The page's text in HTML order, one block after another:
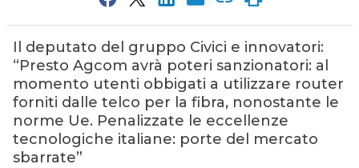
Il deputato del gruppo Civici e innovatori:
“Presto Agcom avrà poteri sanzionatori: al
momento utenti obbigati a utilizzare router
forniti dalle telco per la fibra, nonostante le
norme Ue. Penalizzate le eccellenze
tecnologiche italiane: porte del mercato
sbarrate”